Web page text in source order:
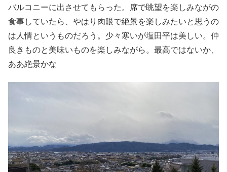
バルコニーに出させてもらった。席で眺望を楽しみながの
食事していたら、やはり肉眼で絶景を楽しみたいと思うの
は人情というものだろう。少々寒いが塩田平は美しい。仲
良きものと美味いものを楽しみながら。最高ではないか、
ああ絶景かな